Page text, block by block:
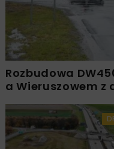
Rozbudowa
a Wieruszowem z